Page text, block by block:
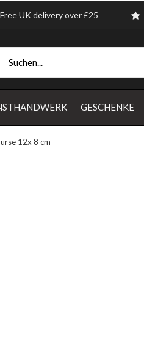
GESCHENKE
Free UK delivery over £25
12x 8 cm